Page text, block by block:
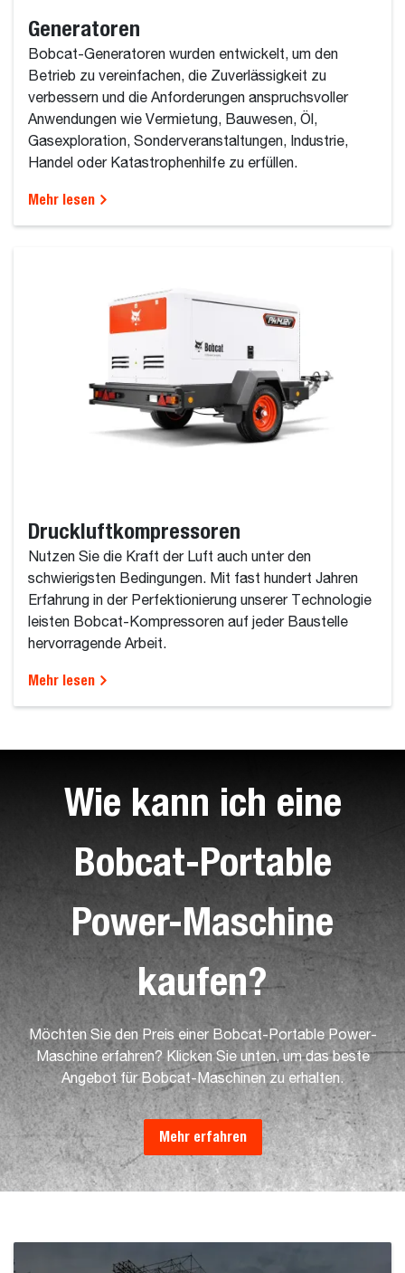
Generatoren
Bobcat-Generatoren wurden entwickelt, um den
Betrieb zu vereinfachen, die Zuverlässigkeit zu
verbessern und die Anforderungen anspruchsvoller
Anwendungen wie Vermietung, Bauwesen, Öl,
Gasexploration, Sonderveranstaltungen, Industrie,
Handel oder Katastrophenhilfe zu erfüllen.
Mehr lesen
Druckluftkompressoren
Nutzen Sie die Kraft der Luft auch unter den
schwierigsten Bedingungen. Mit fast hundert Jahren
Erfahrung in der Perfektionierung unserer Technologie
leisten Bobcat-Kompressoren auf jeder Baustelle
hervorragende Arbeit.
Mehr lesen
Wie kann ich eine
Bobcat-Portable
Power-Maschine
kaufen?
Möchten Sie den Preis einer Bobcat-Portable Power-
Maschine erfahren? Klicken Sie unten, um das beste
Angebot für Bobcat-Maschinen zu erhalten.
Mehr erfahren